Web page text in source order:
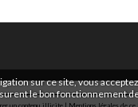
sur ce site, vous
le bon fonctionnement